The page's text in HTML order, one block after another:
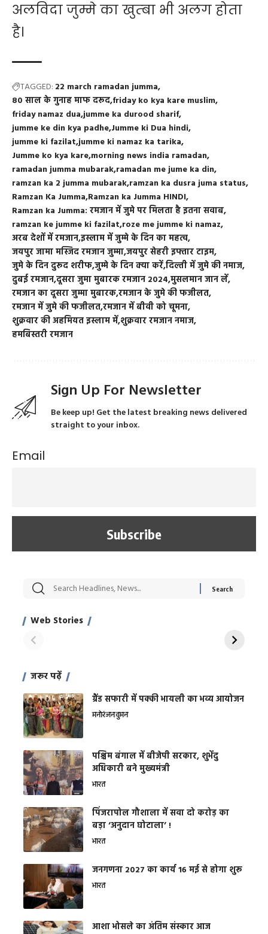
अलविदा जुम्मे का खुत्बा भी अलग होता
है।
TAGGED: 22 march ramadan jumma
80 साल के गुनाह माफ दरूद friday ko kya kare muslim
friday namaz dua jumme ka durood sharif
jumme ke din kya padhe Jumme ki Dua hindi
jumme ki fazilat jumme ki namaz ka tarika
Jumme ko kya kare morning news india ramadan
ramadan jumma mubarak ramadan me jume ka din
ramzan ka 2 jumma mubarak ramzan ka dusra juma status
Ramzan Ka Jumma Ramzan ka Jumma HINDI
Ramzan ka Jumma: रमजान में जुमे पर मिलता है इतना सवाब
ramzan ke jumme ki fazilat roze me jumme ki namaz
अरब देशों में रमजानइस्लाम में जुम्मे के दिन का महत्व
जयपुर जामा मस्जिद रमजान जुम्माजयपुर सेहरी इफ्तार टाइम
जुमे के दिन दुरूद शरीफजुम्मे के दिन क्या करेंदिल्ती में जुमे की नमाज
दुबई रमजानदूसरा जुमा मुबारक रमजान 2024 मुसलमान जान लें
रमजान का दूसरा जुम्मा मुबारकरमजान के जुमे की फजीलत
रमजान में जुमे की फजीलतरमजान में बीवी को चूमना
शुक्रवार की अहमियत इस्लाम में शुक्रवार रमजान नमाज
हमबिस्तरी रमजान
Sign Up For Newsletter
Be keep up! Get the latest breaking news delivered
straight to your inbox.
Email
Web Stories
सट्टेबाजी में अरेस्ट हुए
साहिल खान
रोज एक कच्चे लहसुन
जरूर पढ़ें
ग्रैंड सफारी में पक्की भायली का भव्य आयोजन
मनोरंजनवुमन
पश्चिम बंगाल में बीजेपी सरकार, शुभेंदु
अधिकारी बने मुख्यमंत्री
भारत
​पिंजरापोल गौशाला में सवा दो करोड़ का
बड़ा ‘अनुदान घोटाला’ !
भारत
जनगणना 2027 का कार्य 16 मई से होगा शुरू
भारत
आशा भोसले का अंतिम संस्कार आज